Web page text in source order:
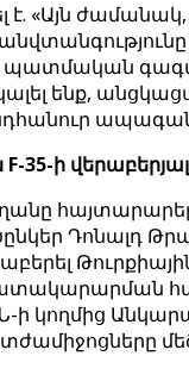
«Այն ժամանակ,
պատմական
ենք,
35-ի վերաբերյալ
հայտարարել
Դոնալդ
ի կողմից